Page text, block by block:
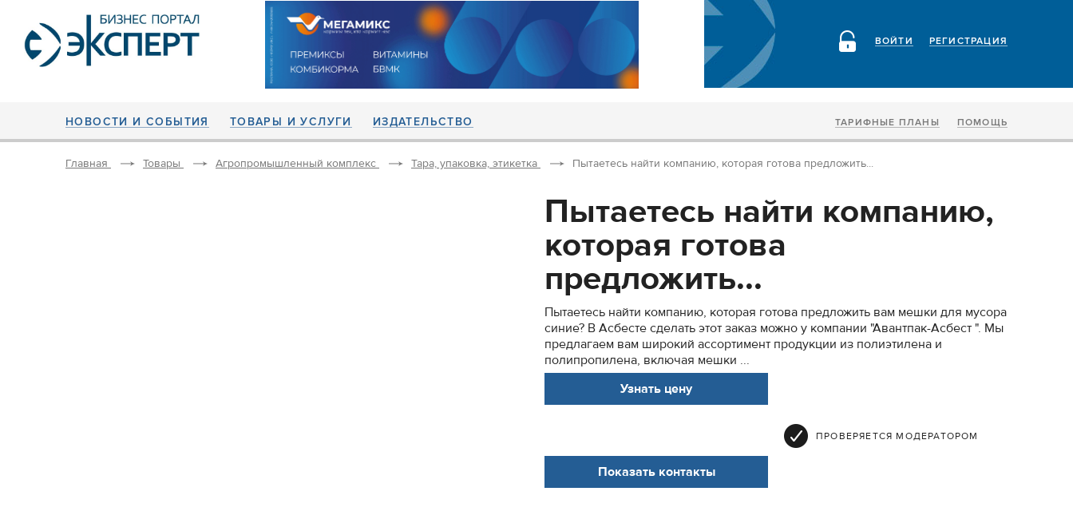
РЕГИСТРАЦИЯ
ВОЙТИ
НОВОСТИ И СОБЫТИЯ ТОВАРЫ И УСЛУГИ ИЗДАТЕЛЬСТВО ТАРИФНЫЕ ПЛАНЫ ПОМОЩЬ
Главная Товары Агропромышленный комплекс Тара, упаковка, этикетка Пытаетесь найти компанию, которая готова предложить...
Пытаетесь найти компанию,
которая готова
предложить...
Пытаетесь найти компанию, которая готова предложить вам мешки для мусора
синие? В Асбесте сделать этот заказ можно у компании "Авантпак-Асбест ". Мы
предлагаем вам широкий ассортимент продукции из полиэтилена и
полипропилена, включая мешки ...
Узнать цену
ПРОВЕРЯЕТСЯ МОДЕРАТОРОМ
Показать контакты